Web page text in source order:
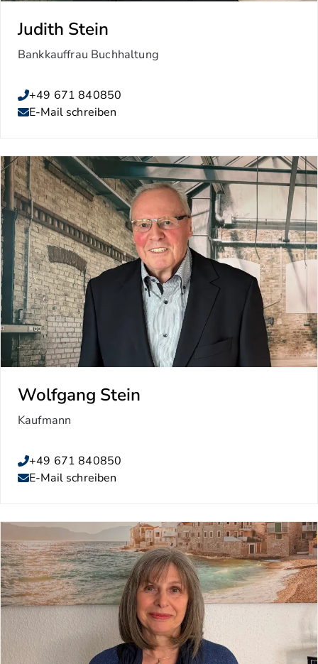
Judith Stein
Bankkauffrau Buchhaltung
+49 671 840850
E-Mail schreiben
Wolfgang Stein
Kaufmann
+49 671 840850
E-Mail schreiben